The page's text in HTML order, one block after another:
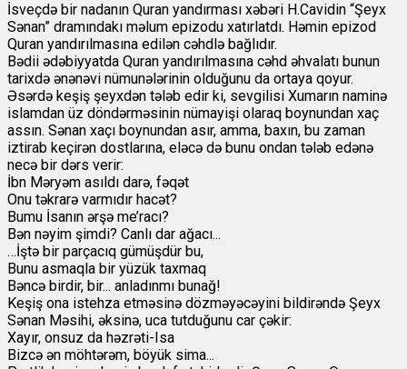
İsveçdə bir nadanın Quran yandırması xəbəri H.Cavidin “Şeyx
Sənan” dramındakı məlum epizodu xatırlatdı. Həmin epizod
Quran yandırılmasına edilən cəhdlə bağlıdır.
Bədii ədəbiyyatda Quran yandırılmasına cəhd əhvalatı bunun
tarixdə ənənəvi nümunələrinin olduğunu da ortaya qoyur.
Əsərdə keşiş şeyxdən tələb edir ki, sevgilisi Xumarın naminə
islamdan üz döndərməsinin nümayişi olaraq boynundan xaç
assın. Sənan xaçı boynundan asır, amma, baxın, bu zaman
iztirab keçirən dostlarına, eləcə də bunu ondan tələb edənə
necə bir dərs verir:
İbn Məryəm asıldı darə, fəqət
Onu təkrarə varmıdır hacət?
Bumu İsanın ərşə me’racı?
Bən nəyim şimdi? Canlı dar ağacı...
…İştə bir parçacıq gümüşdür bu,
Bunu asmaqla bir yüzük taxmaq
Bəncə birdir, bir... anladınmı bunağ!
Keşiş ona istehza etməsinə dözməyəcəyini bildirəndə Şeyx
Sənan Məsihi, əksinə, uca tutduğunu car çəkir:
Xayır, onsuz da həzrəti-Isa
Bizcə ən möhtərəm, böyük sima...